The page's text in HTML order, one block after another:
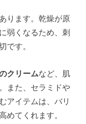
ります。乾燥が原
弱くなるため、刺
です。
クリームなど、肌
また、セラミドや
アイテムは、バリ
めてくれます。